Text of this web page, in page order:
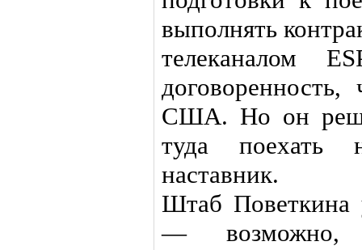
выполнять
телеканалом
США. Но он
туда поехать
наставник.
Штаб Поветкина
— возможно,